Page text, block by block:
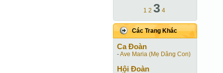
1 2 3 4
Các Trang Khác
Ca Ðoàn
-Ave Maria (Mẹ Dâng Con)
Hội Ðoàn